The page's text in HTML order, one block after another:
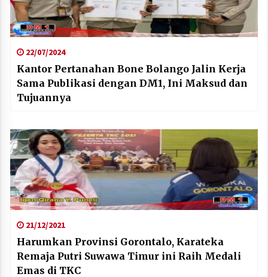
22/07/2024
Kantor Pertanahan Bone Bolango Jalin Kerja
Sama Publikasi dengan DM1, Ini Maksud dan
Tujuannya
21/12/2021
Harumkan Provinsi Gorontalo, Karateka
Remaja Putri Suwawa Timur ini Raih Medali
Emas di TKC